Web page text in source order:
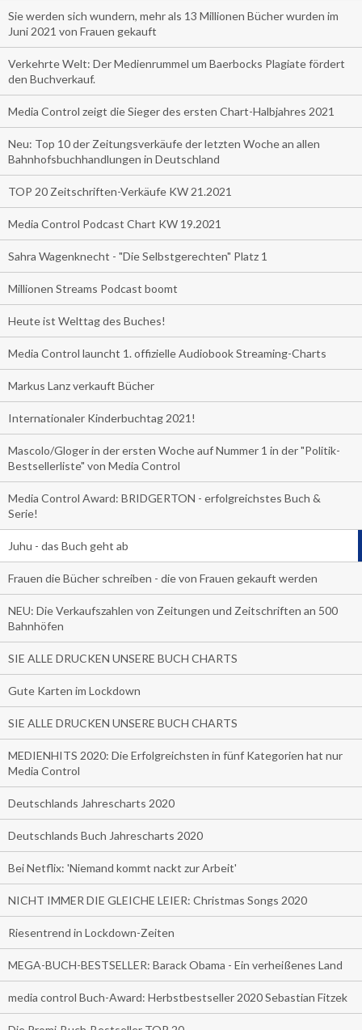
Sie werden sich wundern, mehr als 13 Millionen Bücher wurden im
Juni 2021 von Frauen gekauft
Verkehrte Welt: Der Medienrummel um Baerbocks Plagiate fördert
den Buchverkauf.
Media Control zeigt die Sieger des ersten Chart-Halbjahres 2021
Neu: Top 10 der Zeitungsverkäufe der letzten Woche an allen
Bahnhofsbuchhandlungen in Deutschland
TOP 20 Zeitschriften-Verkäufe KW 21.2021
Media Control Podcast Chart KW 19.2021
Sahra Wagenknecht - "Die Selbstgerechten" Platz 1
Millionen Streams Podcast boomt
Heute ist Welttag des Buches!
Media Control launcht 1. offizielle Audiobook Streaming-Charts
Markus Lanz verkauft Bücher
Internationaler Kinderbuchtag 2021!
Mascolo/Gloger in der ersten Woche auf Nummer 1 in der "Politik-
Bestsellerliste" von Media Control
Media Control Award: BRIDGERTON - erfolgreichstes Buch &
Serie!
Juhu - das Buch geht ab
Frauen die Bücher schreiben - die von Frauen gekauft werden
NEU: Die Verkaufszahlen von Zeitungen und Zeitschriften an 500
Bahnhöfen
SIE ALLE DRUCKEN UNSERE BUCH CHARTS
Gute Karten im Lockdown
SIE ALLE DRUCKEN UNSERE BUCH CHARTS
MEDIENHITS 2020: Die Erfolgreichsten in fünf Kategorien hat nur
Media Control
Deutschlands Jahrescharts 2020
Deutschlands Buch Jahrescharts 2020
Bei Netflix: 'Niemand kommt nackt zur Arbeit'
NICHT IMMER DIE GLEICHE LEIER: Christmas Songs 2020
Riesentrend in Lockdown-Zeiten
MEGA-BUCH-BESTSELLER: Barack Obama - Ein verheißenes Land
media control Buch-Award: Herbstbestseller 2020 Sebastian Fitzek